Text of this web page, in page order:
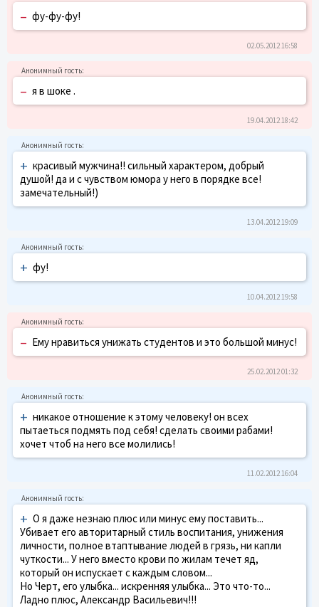
– фу-фу-фу!
02.05.2012 16:58
– я в шоке .
19.04.2012 18:42
+ красивый мужчина!! сильный характером, добрый
душой! да и с чувством юмора у него в порядке все!
замечательный!)
13.04.2012 19:09
+ фу!
10.04.2012 19:58
– Ему нравиться унижать студентов и это большой минус!
25.02.2012 01:32
+ никакое отношение к этому человеку! он всех
пытаеться подмять под себя! сделать своими рабами!
хочет чтоб на него все молились!
11.02.2012 16:04
+ О я даже незнаю плюс или минус ему поставить...
Убивает его авторитарный стиль воспитания, унижения
личности, полное втаптывание людей в грязь, ни капли
чуткости... У него вместо крови по жилам течет яд,
который он испускает с каждым словом...
Но Черт, его улыбка... искренняя улыбка... Это что-то...
Ладно плюс, Александр Васильевич!!!